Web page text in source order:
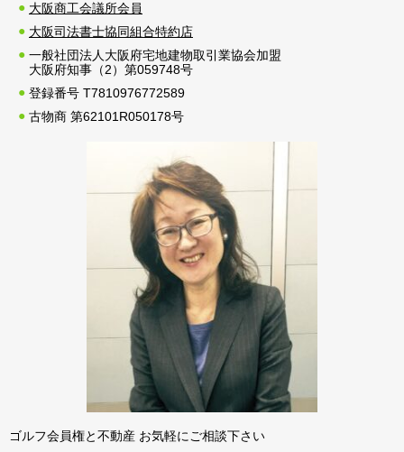
大阪商工会議所会員
大阪司法書士協同組合特約店
一般社団法人大阪府宅地建物取引業協会加盟
大阪府知事（2）第059748号
登録番号 T7810976772589
古物商 第62101R050178号
ゴルフ会員権と不動産 お気軽にご相談下さい